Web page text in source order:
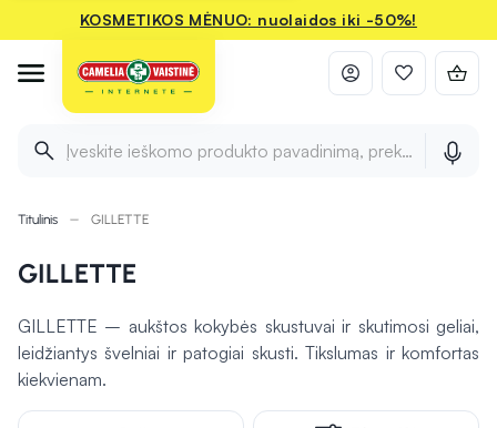
KOSMETIKOS MĖNUO: nuolaidos iki -50%!
Įveskite ieškomo produkto pavadinimą, prekės ženklą ir
Titulinis GILLETTE
GILLETTE
GILLETTE – aukštos kokybės skustuvai ir skutimosi geliai,
leidžiantys švelniai ir patogiai skusti. Tikslumas ir komfortas
kiekvienam.